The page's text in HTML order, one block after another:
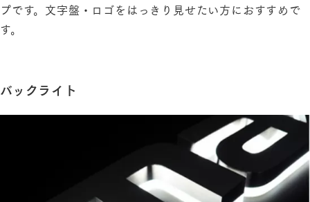
プです。文字盤・ロゴをはっきり見せたい方におすすめで
す。
バックライト